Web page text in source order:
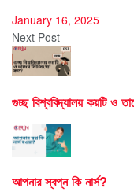
January 16, 2025
Next Post
গুচ্ছ বিশ্ববিদ্যালয় কয়টি ও
আপনার স্বপ্ন কি নার্স?